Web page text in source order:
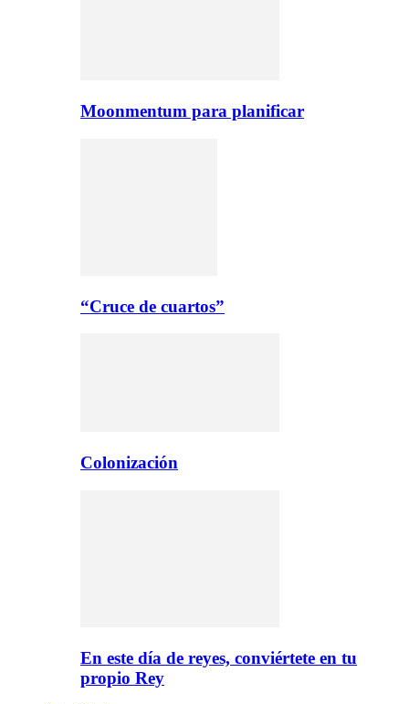
Moonmentum para planificar
“Cruce de cuartos”
Colonización
En este día de reyes, conviértete en tu
propio Rey